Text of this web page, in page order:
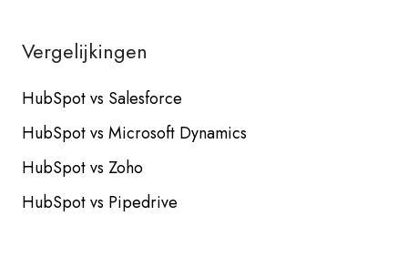
Vergelijkingen
HubSpot vs Salesforce
HubSpot vs Microsoft Dynamics
HubSpot vs Zoho
HubSpot vs Pipedrive